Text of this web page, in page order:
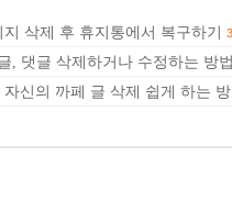
삭제 후 휴지통에서 복구하기 3
, 댓글 삭제하거나 수정하는 방
신의 까페 글 삭제 쉽게 하는